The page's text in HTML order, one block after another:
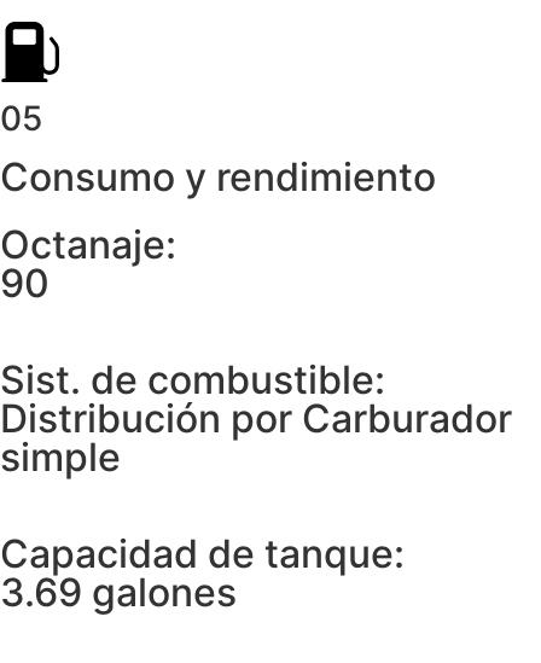
05
Consumo y rendimiento
Octanaje:
90
Sist. de combustible:
Distribución por Carburador
simple
Capacidad de tanque:
3.69 galones